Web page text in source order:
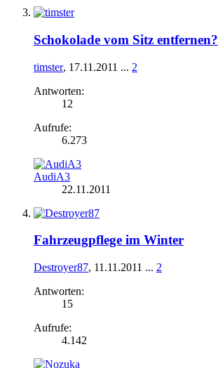
Schokolade vom Sitz entfernen?
timster, 17.11.2011 ... 2
Antworten:
12
Aufrufe:
6.273
AudiA3
22.11.2011
Fahrzeugpflege im Winter
Destroyer87, 11.11.2011 ... 2
Antworten:
15
Aufrufe:
4.142